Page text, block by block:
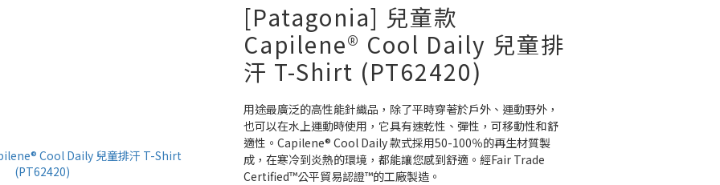
[Patagonia] 兒童款
Capilene® Cool Daily 兒童排
汗 T-Shirt (PT62420)
用途最廣泛的高性能針織品，除了平時穿著於戶外、運動野外，
也可以在水上運動時使用，它具有速乾性、彈性，可移動性和舒
適性。Capilene® Cool Daily 款式採用50-100％的再生材質製
成，在寒冷到炎熱的環境，都能讓您感到舒適。經Fair Trade
Certified™公平貿易認證™的工廠製造。